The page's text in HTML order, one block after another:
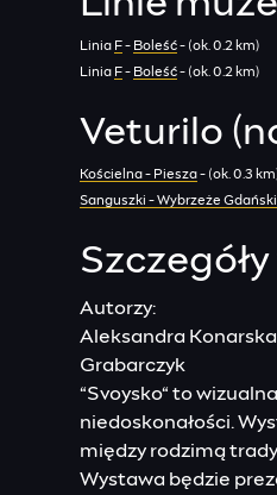
Linia F- Boleść- (ok. 0.2 km)
Linia F- Boleść- (ok. 0.2 km)
Veturilo
Kościelna - Piesza- (ok. 0.3
Sanguszki - Wybrzeże
Autorzy:
Aleksandra
Grabarczyk
“Svoysko“ to
niedoskonałości.
między rodzimą
Wystawa będzie